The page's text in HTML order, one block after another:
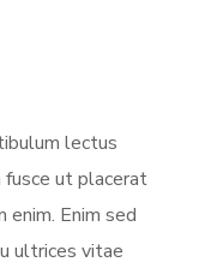
lectus
fusce ut placerat
Enim sed
ultrices vitae